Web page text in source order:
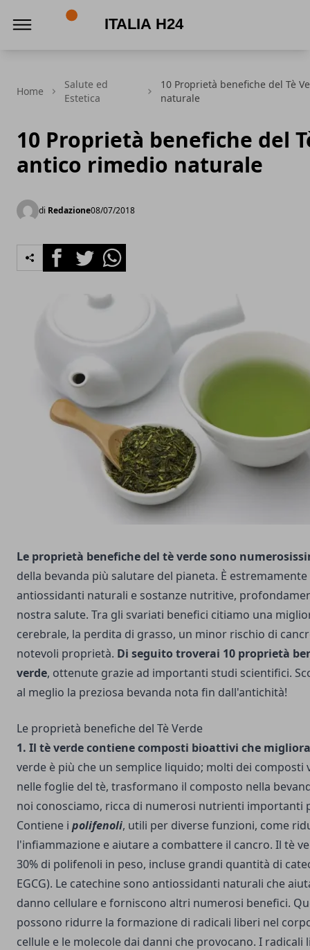
Home
Salute ed
Estetica
10 Proprietà benefiche del Tè
naturale
10 Proprietà benefiche del
antico rimedio naturale
di Redazione08/07/2018
FacebookTwitterWhatsapp
Le proprietà benefiche del tè verde sono
della bevanda più salutare del pianeta. È
antiossidanti naturali e sostanze nutritive,
nostra salute. Tra gli svariati benefici citiamo una
cerebrale, la perdita di grasso, un minor rischio di
notevoli proprietà. Di seguito troverai 10 proprietà
verde, ottenute grazie ad importanti studi scientifici.
al meglio la preziosa bevanda nota fin dall'antichità!
Le proprietà benefiche del Tè Verde
1. Il tè verde contiene composti bioattivi che
verde è più che un semplice liquido; molti dei composti
nelle foglie del tè, trasformano il composto nella
noi conosciamo, ricca di numerosi nutrienti importanti
Contiene i polifenoli, utili per diverse funzioni, come
l'infiammazione e aiutare a combattere il cancro. Il tè
30% di polifenoli in peso, incluse grandi quantità di
EGCG). Le catechine sono antiossidanti naturali che
danno cellulare e forniscono altri numerosi benefici.
possono ridurre la formazione di radicali liberi nel
cellule e le molecole dai danni che provocano. I radicali